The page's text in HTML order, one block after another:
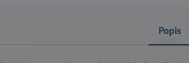
Popis